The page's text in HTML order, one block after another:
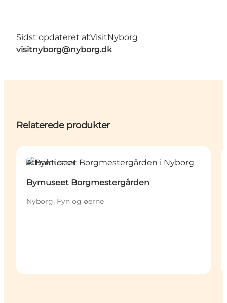
Sidst opdateret af:VisitNyborg
visitnyborg@nyborg.dk
Relaterede produkter
Attraktioner
Bymuseet Borgmestergården
Nyborg, Fyn og øerne